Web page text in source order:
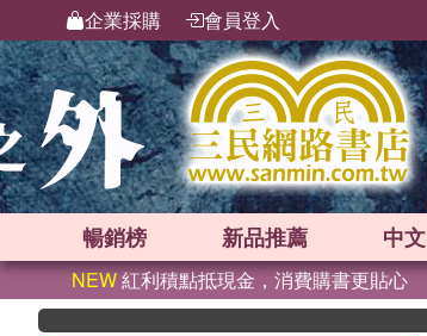
企業採購 會員登入
暢銷榜 新品推薦 中文
NEW紅利積點抵現金，消費購書更貼心